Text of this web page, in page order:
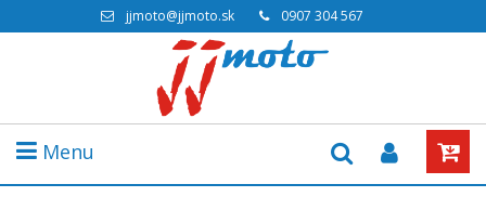
jjmoto@jjmoto.sk 0907 304 567
Menu